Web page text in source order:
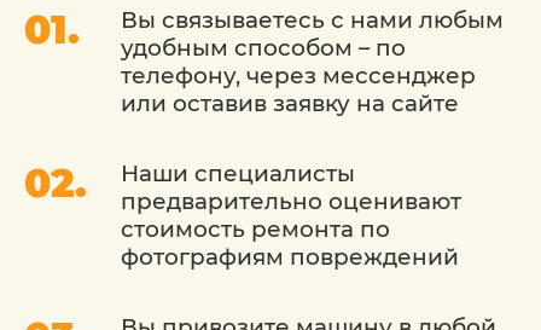
Профессионализм и опыт: Мы имеем
многолетний опыт в ремонте и
восстановлении кузовов. Наши мастера
обучены искусству кузовного ремонта и
Использование оригинальных деталей: Мы
гарантируем использование оригинальных
запасных деталей, чтобы восстановить ваш
автомобиль до заводского стандарта.
Вы связываетесь с нами любым
удобным способом – по
телефону, через мессенджер
или оставив заявку на сайте
Наши специалисты
предварительно оценивают
стоимость ремонта по
фотографиям повреждений